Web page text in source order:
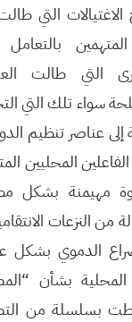
الاغتيالات التي
التي طالت
سواء تلك التي
إلى عناصر تنظيم
المحليين
مهيمنة بشكل
من النزعات
الدموي بشكل
بشأن
بسلسلة من